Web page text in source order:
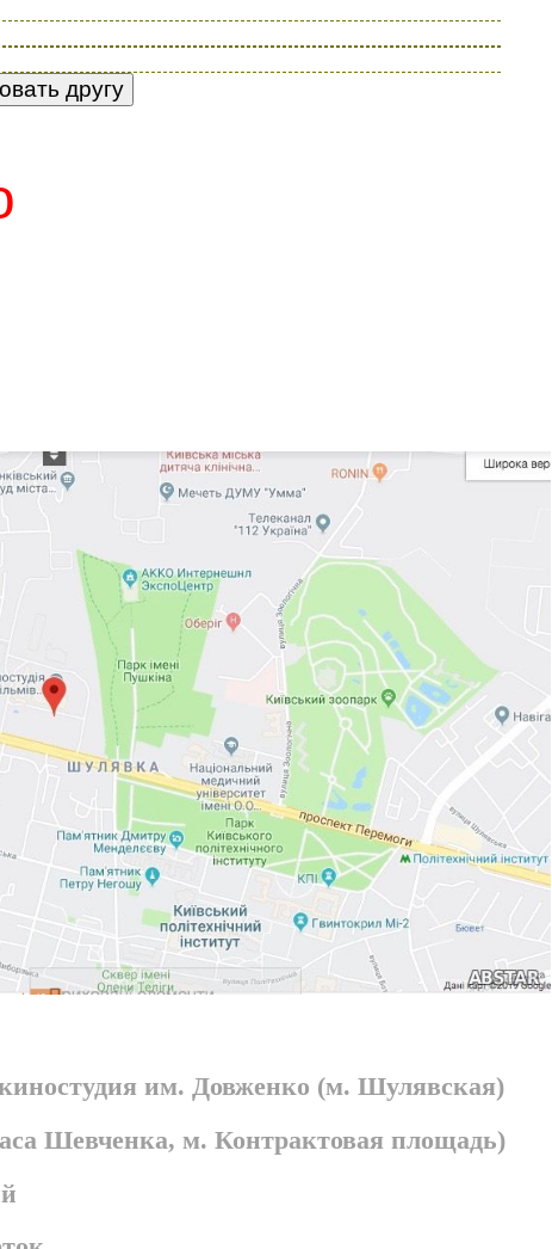
им. Довженко (м. Шулявская)
Шевченка, м. Контрактовая площадь)